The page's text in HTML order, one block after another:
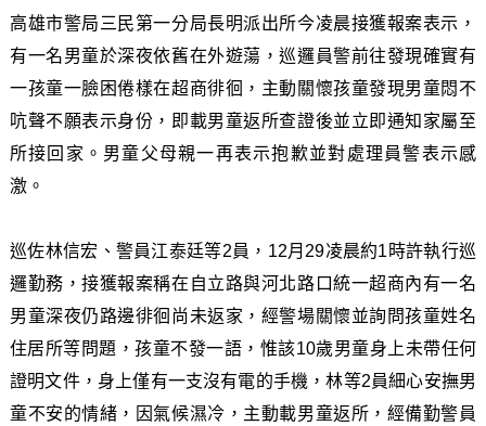
高雄市警局三民第一分局長明派出所今凌晨接獲報案表示，
有一名男童於深夜依舊在外遊蕩，巡邏員警前往發現確實有
一孩童一臉困倦樣在超商徘徊，主動關懷孩童發現男童悶不
吭聲不願表示身份，即載男童返所查證後並立即通知家屬至
所接回家。男童父母親一再表示抱歉並對處理員警表示感
激。
巡佐林信宏、警員江泰廷等2員，12月29凌晨約1時許執行巡
邏勤務，接獲報案稱在自立路與河北路口統一超商內有一名
男童深夜仍路邊徘徊尚未返家，經警場關懷並詢問孩童姓名
住居所等問題，孩童不發一語，惟該10歲男童身上未帶任何
證明文件，身上僅有一支沒有電的手機，林等2員細心安撫男
童不安的情緒，因氣候濕冷，主動載男童返所，經備勤警員